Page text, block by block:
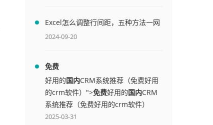
Excel怎么调整行间距，五种方法一网
打尽
2024-09-20
免费
好用的国内CRM系统推荐（免费好用
的crm软件）">免费好用的国内CRM
系统推荐（免费好用的crm软件）
2025-03-31